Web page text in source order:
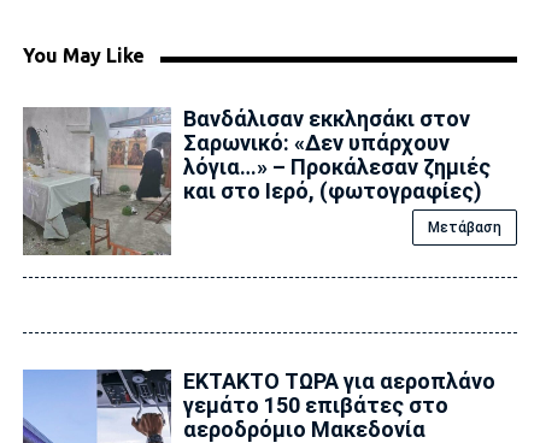
You May Like
Βανδάλισαν εκκλησάκι στον
Σαρωνικό: «Δεν υπάρχουν
λόγια…» – Προκάλεσαν ζημιές
και στο Ιερό, (φωτογραφίες)
Μετάβαση
ΕΚΤΑΚΤΟ ΤΩΡΑ για αεροπλάνο
γεμάτο 150 επιβάτες στο
αεροδρόμιο Μακεδονία